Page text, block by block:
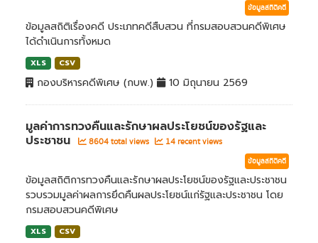
ข้อมูลสถิติคดี
ข้อมูลสถิติเรื่องคดี ประเภทคดีสืบสวน ที่กรมสอบสวนคดีพิเศษ
ได้ดำเนินการทั้งหมด
XLS CSV
กองบริหารคดีพิเศษ (กบพ.) 10 มิถุนายน 2569
มูลค่าการทวงคืนและรักษาผลประโยชน์ของรัฐและ
ประชาชน
8604 total views 14 recent views
ข้อมูลสถิติคดี
ข้อมูลสถิติการทวงคืนและรักษาผลประโยชน์ของรัฐและประชาชน
รวบรวมมูลค่าผลการยึดคืนผลประโยชน์แก่รัฐและประชาชน โดย
กรมสอบสวนคดีพิเศษ
XLS CSV